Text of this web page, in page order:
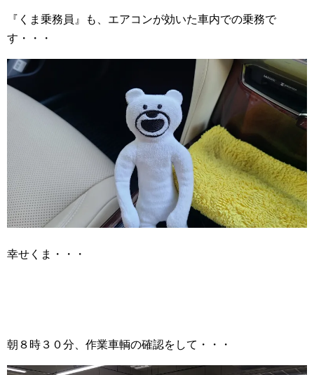
『くま乗務員』も、エアコンが効いた車内での乗務で
す・・・
幸せくま・・・
朝８時３０分、作業車輌の確認をして・・・